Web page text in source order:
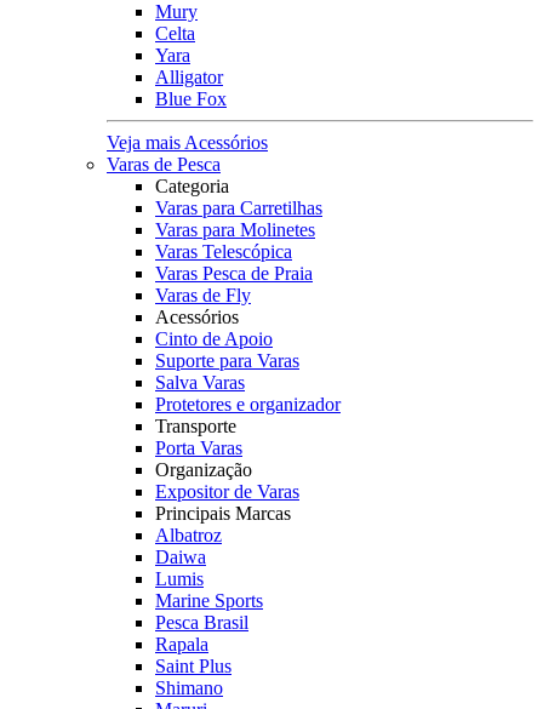
Mury
Celta
Yara
Alligator
Blue Fox
Veja mais Acessórios
Varas de Pesca
Categoria
Varas para Carretilhas
Varas para Molinetes
Varas Telescópica
Varas Pesca de Praia
Varas de Fly
Acessórios
Cinto de Apoio
Suporte para Varas
Salva Varas
Protetores e organizador
Transporte
Porta Varas
Organização
Expositor de Varas
Principais Marcas
Albatroz
Daiwa
Lumis
Marine Sports
Pesca Brasil
Rapala
Saint Plus
Shimano